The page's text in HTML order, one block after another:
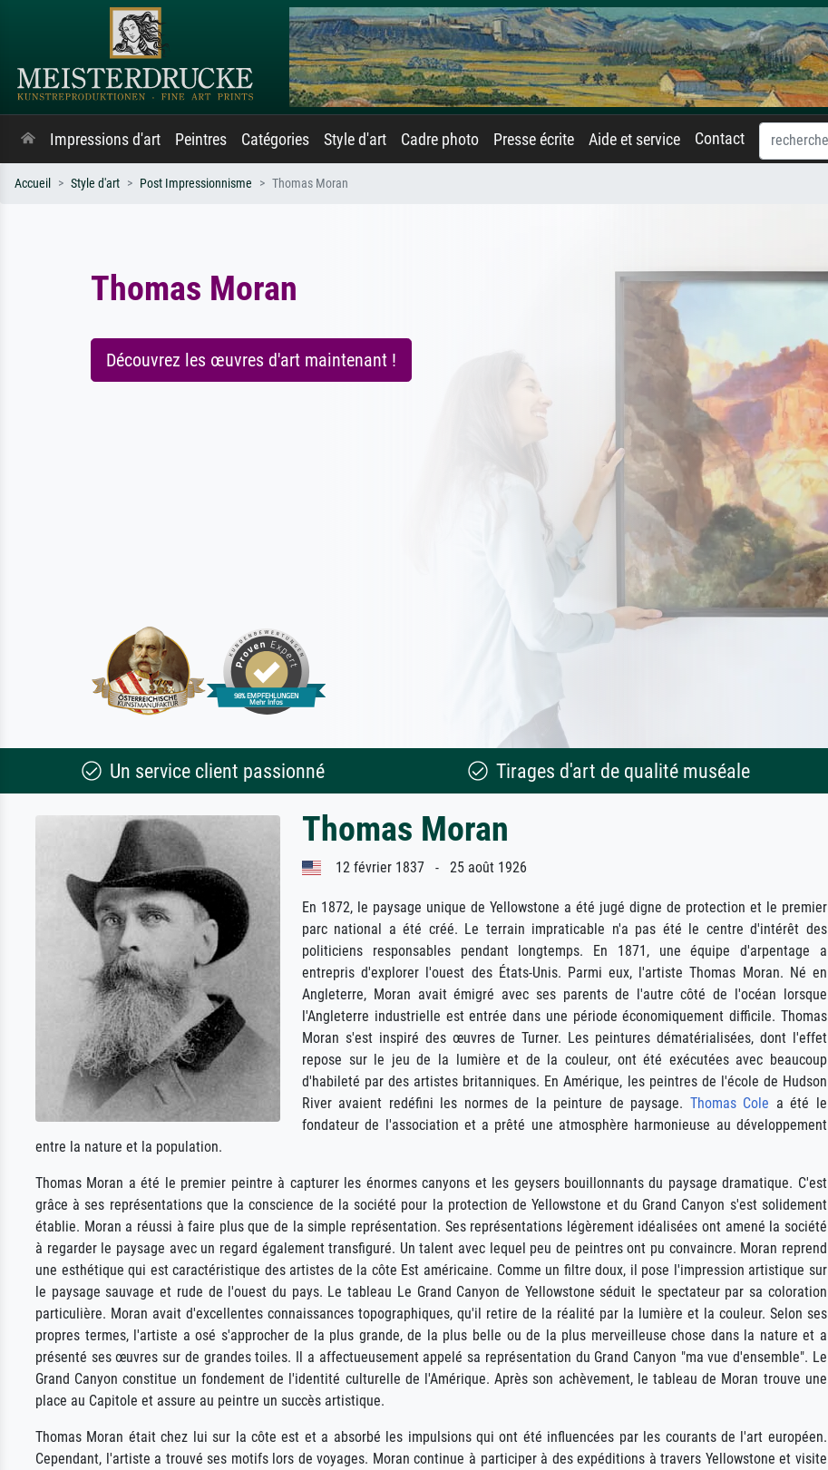
Impressions d'art Peintres Catégories Style d'art Cadre photo Presse écrite Aide et service Contact
Accueil Style d'art Post Impressionnisme Thomas Moran
Thomas Moran
Découvrez les œuvres d'art maintenant !
Un service client passionné Tirages d'art de qualité muséale
Thomas Moran
12 février 1837 - 25 août 1926
En 1872, le paysage unique de Yellowstone a été jugé digne de protection et le premier
parc national a été créé. Le terrain impraticable n'a pas été le centre d'intérêt des
politiciens responsables pendant longtemps. En 1871, une équipe d'arpentage a
entrepris d'explorer l'ouest des États-Unis. Parmi eux, l'artiste Thomas Moran. Né en
Angleterre, Moran avait émigré avec ses parents de l'autre côté de l'océan lorsque
l'Angleterre industrielle est entrée dans une période économiquement difficile. Thomas
Moran s'est inspiré des œuvres de Turner. Les peintures dématérialisées, dont l'effet
repose sur le jeu de la lumière et de la couleur, ont été exécutées avec beaucoup
d'habileté par des artistes britanniques. En Amérique, les peintres de l'école de Hudson
River avaient redéfini les normes de la peinture de paysage. Thomas Cole a été le
fondateur de l'association et a prêté une atmosphère harmonieuse au développement
entre la nature et la population.
Thomas Moran a été le premier peintre à capturer les énormes canyons et les geysers bouillonnants du paysage dramatique. C'est
grâce à ses représentations que la conscience de la société pour la protection de Yellowstone et du Grand Canyon s'est solidement
établie. Moran a réussi à faire plus que de la simple représentation. Ses représentations légèrement idéalisées ont amené la société
à regarder le paysage avec un regard également transfiguré. Un talent avec lequel peu de peintres ont pu convaincre. Moran reprend
une esthétique qui est caractéristique des artistes de la côte Est américaine. Comme un filtre doux, il pose l'impression artistique sur
le paysage sauvage et rude de l'ouest du pays. Le tableau Le Grand Canyon de Yellowstone séduit le spectateur par sa coloration
particulière. Moran avait d'excellentes connaissances topographiques, qu'il retire de la réalité par la lumière et la couleur. Selon ses
propres termes, l'artiste a osé s'approcher de la plus grande, de la plus belle ou de la plus merveilleuse chose dans la nature et a
présenté ses œuvres sur de grandes toiles. Il a affectueusement appelé sa représentation du Grand Canyon "ma vue d'ensemble". Le
Grand Canyon constitue un fondement de l'identité culturelle de l'Amérique. Après son achèvement, le tableau de Moran trouve une
place au Capitole et assure au peintre un succès artistique.
Thomas Moran était chez lui sur la côte est et a absorbé les impulsions qui ont été influencées par les courants de l'art européen.
Cependant, l'artiste a trouvé ses motifs lors de voyages. Moran continue à participer à des expéditions à travers Yellowstone et visite